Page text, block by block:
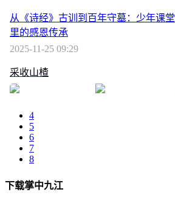
从《诗经》古训到百年守墓：少年课堂
里的感恩传承
2025-11-25 09:29
采收山楂
4
5
6
7
8
下载掌中九江